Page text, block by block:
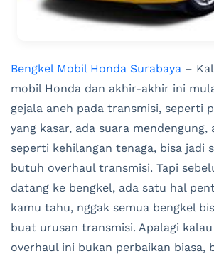
Bengkel Mobil Honda Surabaya –
mobil Honda dan akhir-akhir ini
gejala aneh pada transmisi, seperti
yang kasar, ada suara mendengung,
seperti kehilangan tenaga, bisa jadi
butuh overhaul transmisi. Tapi
datang ke bengkel, ada satu hal
kamu tahu, nggak semua bengkel
buat urusan transmisi. Apalagi
overhaul ini bukan perbaikan biasa,